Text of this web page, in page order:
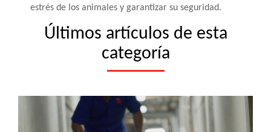
estrés de los animales y garantizar su seguridad.
Últimos artículos de esta
categoría